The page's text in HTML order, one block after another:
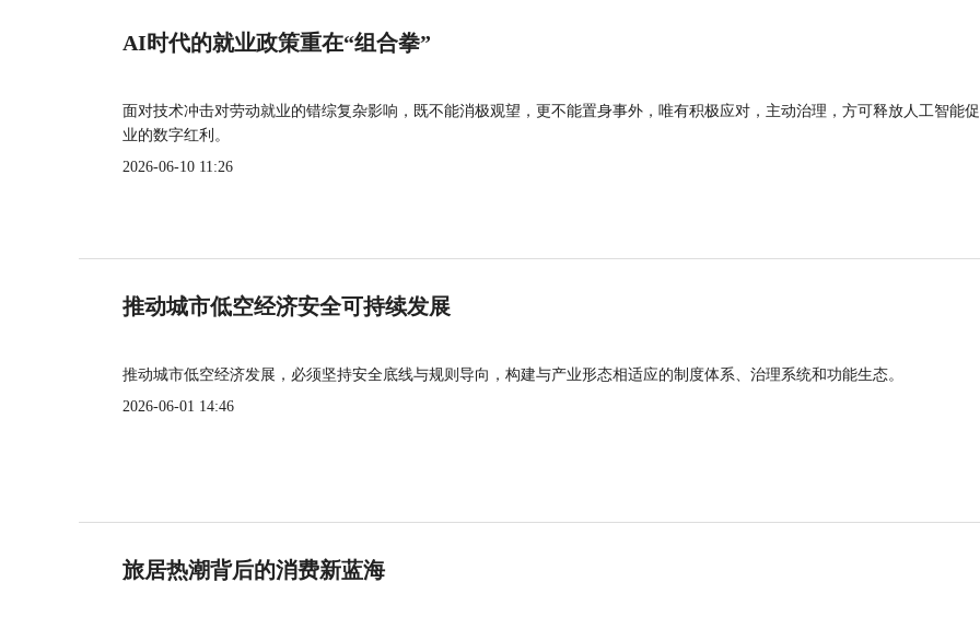
AI时代的就业政策重在“组合拳”
面对技术冲击对劳动就业的错综复杂影响，既不能消极观望，更不能置身事外，唯有积极应对，主动治理，方可释放人工智能
业的数字红利。
2026-06-10 11:26
推动城市低空经济安全可持续发展
推动城市低空经济发展，必须坚持安全底线与规则导向，构建与产业形态相适应的制度体系、治理系统和功能生态。
2026-06-01 14:46
旅居热潮背后的消费新蓝海